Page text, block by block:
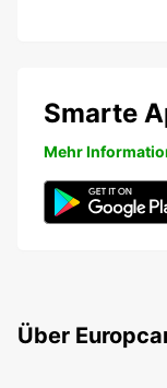
Smarte
Mehr
Über